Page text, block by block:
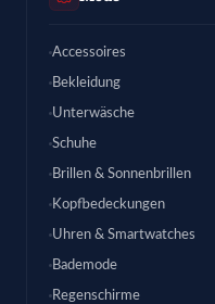
Accessoires
Bekleidung
Unterwäsche
Schuhe
Brillen & Sonnenbrillen
Kopfbedeckungen
Uhren & Smartwatches
Bademode
Regenschirme